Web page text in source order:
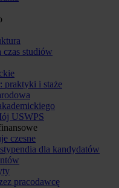
czas studiów
praktyki i staże
USWPS
czesne
dla kandydatów
pracodawcę